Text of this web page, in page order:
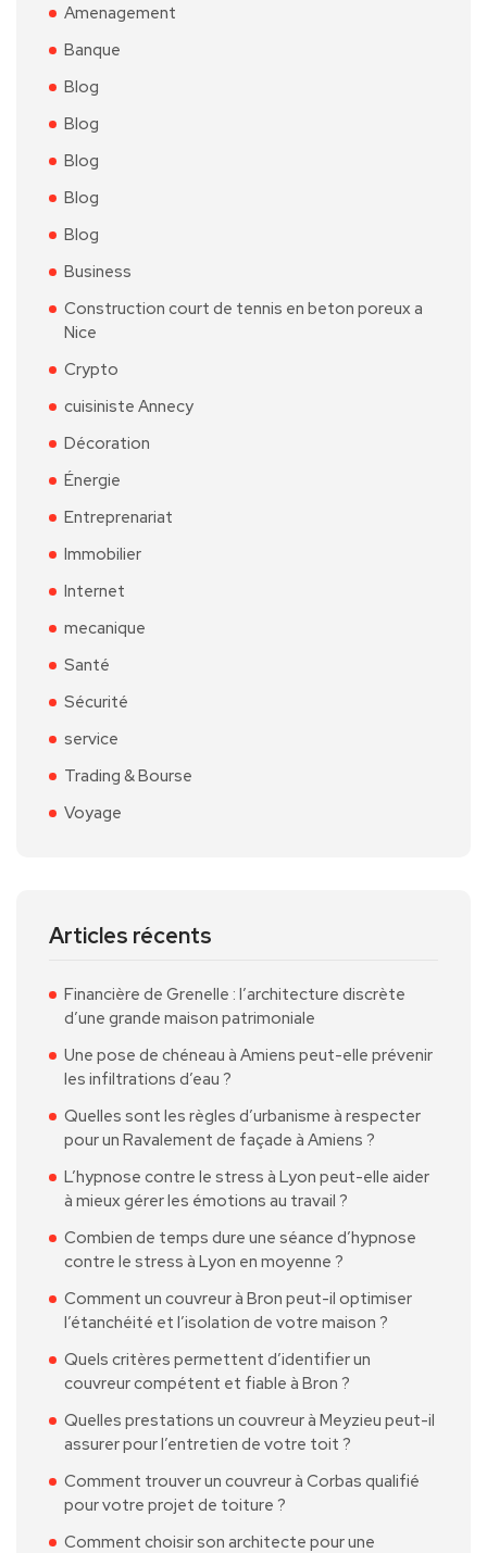
Amenagement
Banque
Blog
Blog
Blog
Blog
Blog
Business
Construction court de tennis en beton poreux a
Nice
Crypto
cuisiniste Annecy
Décoration
Énergie
Entreprenariat
Immobilier
Internet
mecanique
Santé
Sécurité
service
Trading & Bourse
Voyage
Articles récents
Financière de Grenelle : l’architecture discrète
d’une grande maison patrimoniale
Une pose de chéneau à Amiens peut-elle prévenir
les infiltrations d’eau ?
Quelles sont les règles d’urbanisme à respecter
pour un Ravalement de façade à Amiens ?
L’hypnose contre le stress à Lyon peut-elle aider
à mieux gérer les émotions au travail ?
Combien de temps dure une séance d’hypnose
contre le stress à Lyon en moyenne ?
Comment un couvreur à Bron peut-il optimiser
l’étanchéité et l’isolation de votre maison ?
Quels critères permettent d’identifier un
couvreur compétent et fiable à Bron ?
Quelles prestations un couvreur à Meyzieu peut-il
assurer pour l’entretien de votre toit ?
Comment trouver un couvreur à Corbas qualifié
pour votre projet de toiture ?
Comment choisir son architecte pour une